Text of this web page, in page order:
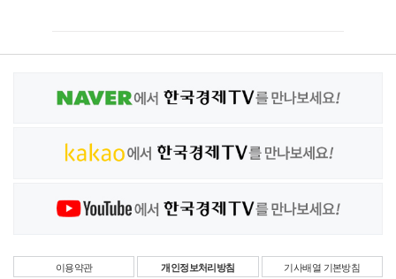
이용약관 개인정보처리방침 기사배열 기본방침